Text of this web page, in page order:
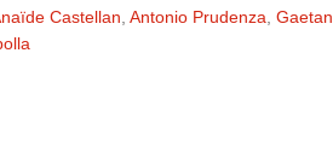
Castellan, Antonio Prudenza,